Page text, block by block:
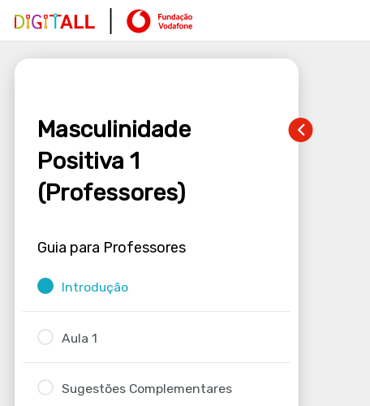
Masculinidade
Positiva 1
(Professores)
Guia para Professores
Introdução
Aula 1
Sugestões Complementares